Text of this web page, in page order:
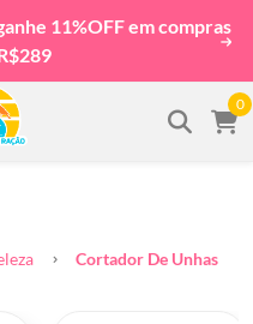
11%OFF em compras
0
Cortador De Unhas